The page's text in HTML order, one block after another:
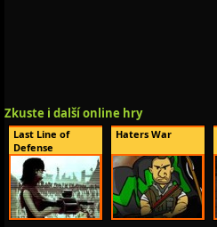
Zkuste i další online hry
Last Line of
Defense
Haters War